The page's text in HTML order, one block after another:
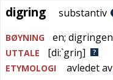
digring
digring substantiv
BØYNING en; digringen
UTTALE [di:`griŋ]
ETYMOLOGI avledet av